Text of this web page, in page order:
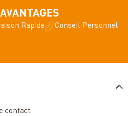
Rapide Conseil Personnel
contact.